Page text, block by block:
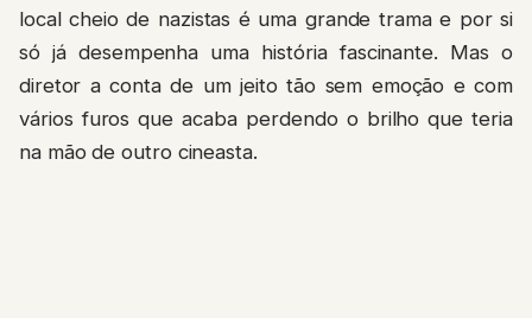
local cheio de nazistas é uma grande trama e por si
só já desempenha uma história fascinante. Mas o
diretor a conta de um jeito tão sem emoção e com
vários furos que acaba perdendo o brilho que teria
na mão de outro cineasta.